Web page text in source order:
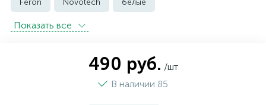
Feron Novotech белые
встраиваемые трековые
модульные трековые подвесные трековые
Показать всe
490 руб. /шт
В наличии 85